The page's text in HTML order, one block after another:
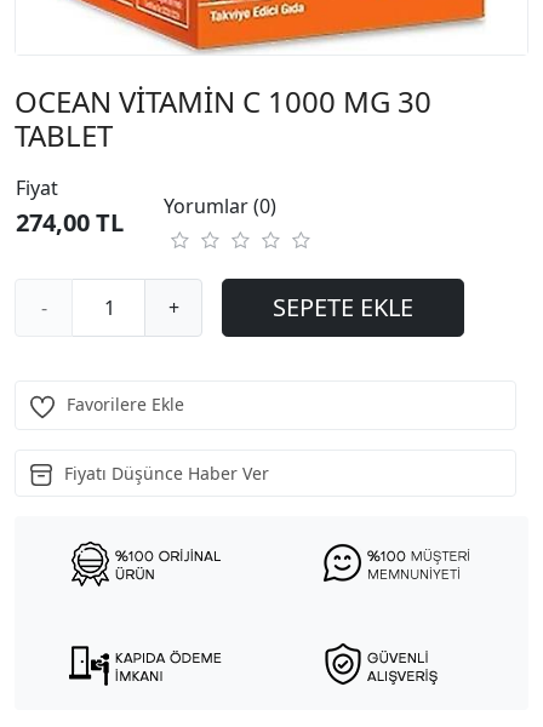
OCEAN VİTAMİN C 1000 MG 30
TABLET
Fiyat
274,00 TL Yorumlar (0)
- + SEPETE EKLE
Favorilere Ekle
Fiyatı Düşünce Haber Ver